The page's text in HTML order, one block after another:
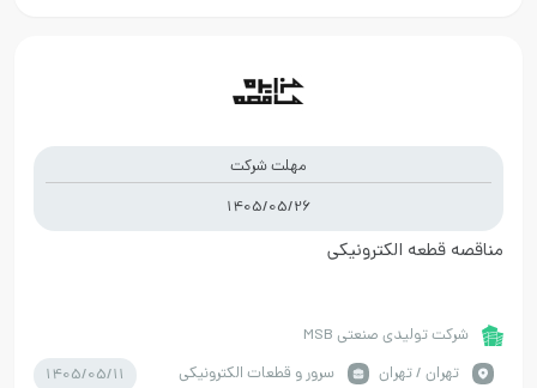
مهلت شرکت
1405/05/26
مناقصه قطعه الکترونیکی
شرکت تولیدی صنعتی MSB
تهران / تهران
سرور و قطعات الکترونیکی 1405/05/11